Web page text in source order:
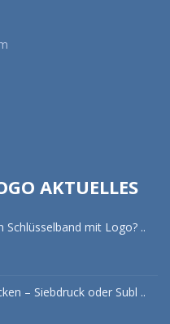
AKTUELLES
mit Logo? ..
– Siebdruck oder Subl ..